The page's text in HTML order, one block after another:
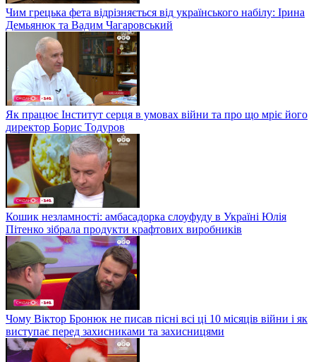
Чим грецька фета відрізняється від українського набілу: Ірина
Демьянюк та Вадим Чагаровський
Як працює Інститут серця в умовах війни та про що мріє його
директор Борис Тодуров
Кошик незламності: амбасадорка слоуфуду в Україні Юлія
Пітенко зібрала продукти крафтових виробників
Чому Віктор Бронюк не писав пісні всі ці 10 місяців війни і як
виступає перед захисниками та захисницями